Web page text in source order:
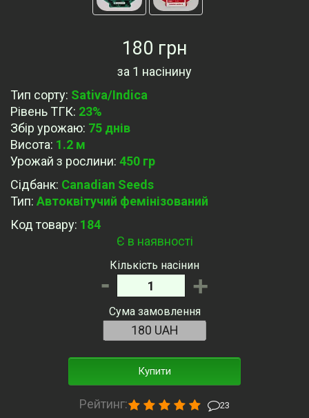
180 грн
за 1 насінину
Тип сорту: Sativa/Indica
Рівень ТГК: 23%
Збір урожаю: 75 днів
Висота: 1.2 м
Урожай з рослини: 450 гр
Сідбанк: Canadian Seeds
Тип: Автоквітучий фемінізований
Код товару: 184
Є в наявності
Кількість насінин
- +
Сума замовлення
Купити
Рейтинг: 23